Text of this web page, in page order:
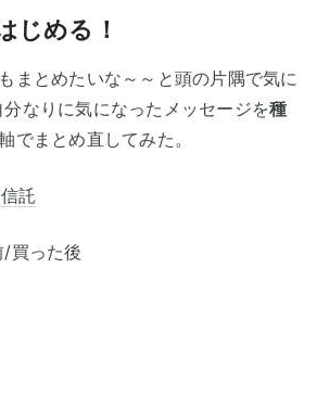
じめる！
まとめたいな～～と頭の片隅で気に
なりに気になったメッセージを種
でまとめ直してみた。
託
買った後